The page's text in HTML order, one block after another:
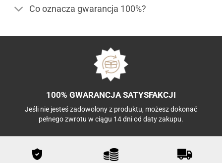
Co oznacza gwarancja 100%?
100% GWARANCJA SATYSFAKCJI
Jeśli nie jesteś zadowolony z produktu, możesz dokonać
pełnego zwrotu w ciągu 14 dni od daty zakupu.